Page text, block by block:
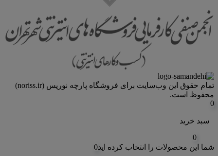
تمام حقوق اين وب‌سايت برای فروشگاه پارچه نوریس (noriss.ir)
محفوظ است.
0
سبد خرید
0
شما این محصولات را انتخاب کرده اید0